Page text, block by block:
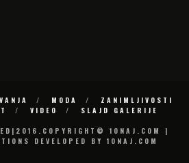
MODA
ZANIMLJIVOSTI
VIDEO
SLAJD GALERIJE
10NAJ.COM |
DEVELOPED BY 10NAJ.COM